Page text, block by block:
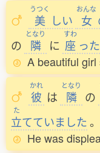
うつく
美 しい
おんな
女
の
となり
隣 に
すわ
座 った
A beautiful
かれ
彼 は
となり
隣 の
た
立てていました。
He was